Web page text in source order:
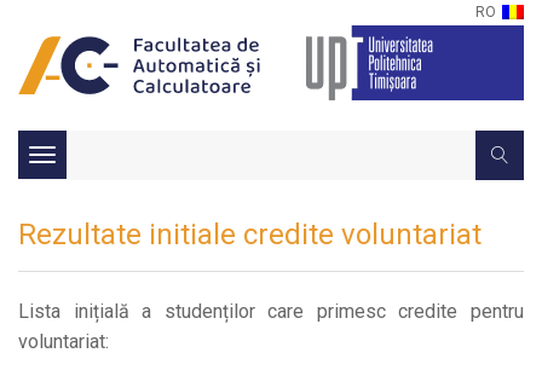
RO
Toggle
navigation
Rezultate initiale credite voluntariat
Lista inițială a studenților care primesc credite pentru
voluntariat: